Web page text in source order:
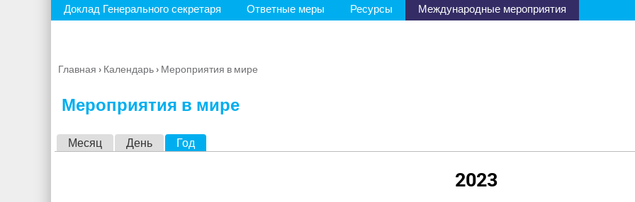
Доклад Генерального секретаря Ответные меры Ресурсы Международные мероприятия
Вы
Главная › Календарь› Мероприятия в мире
Мероприятия в мире
Месяц День Год
2023